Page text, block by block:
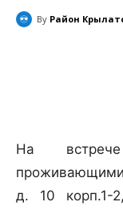
By Район
На
проживающими
д. 10 корп.1-